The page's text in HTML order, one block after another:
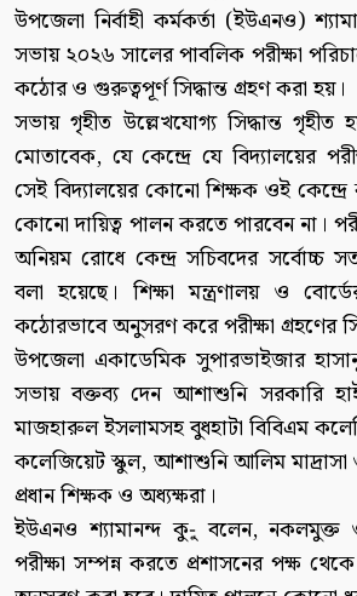
উপজেলা নির্বাহী কর্মকর্তা (ইউএনও)
সভায় ২০২৬ সালের পাবলিক পরীক্ষা
কঠোর ও গুরুত্বপূর্ণ সিদ্ধান্ত গ্রহণ করা হয়।
সভায় গৃহীত উল্লেখযোগ্য সিদ্ধান্ত গৃহীত
মোতাবেক, যে কেন্দ্রে যে বিদ্যালয়ের
সেই বিদ্যালয়ের কোনো শিক্ষক ওই
কোনো দায়িত্ব পালন করতে পারবেন না।
অনিয়ম রোধে কেন্দ্র সচিবদের সর্বোচ্চ
বলা হয়েছে। শিক্ষা মন্ত্রণালয় ও
কঠোরভাবে অনুসরণ করে পরীক্ষা গ্রহণের
উপজেলা একাডেমিক সুপারভাইজার
সভায় বক্তব্য দেন আশাশুনি সরকারি
মাজহারুল ইসলামসহ বুধহাটা বিবিএম
কলেজিয়েট স্কুল, আশাশুনি আলিম
প্রধান শিক্ষক ও অধ্যক্ষরা।
ইউএনও শ্যামানন্দ কু-ু বলেন, নকলমুক্ত ও
পরীক্ষা সম্পন্ন করতে প্রশাসনের পক্ষ